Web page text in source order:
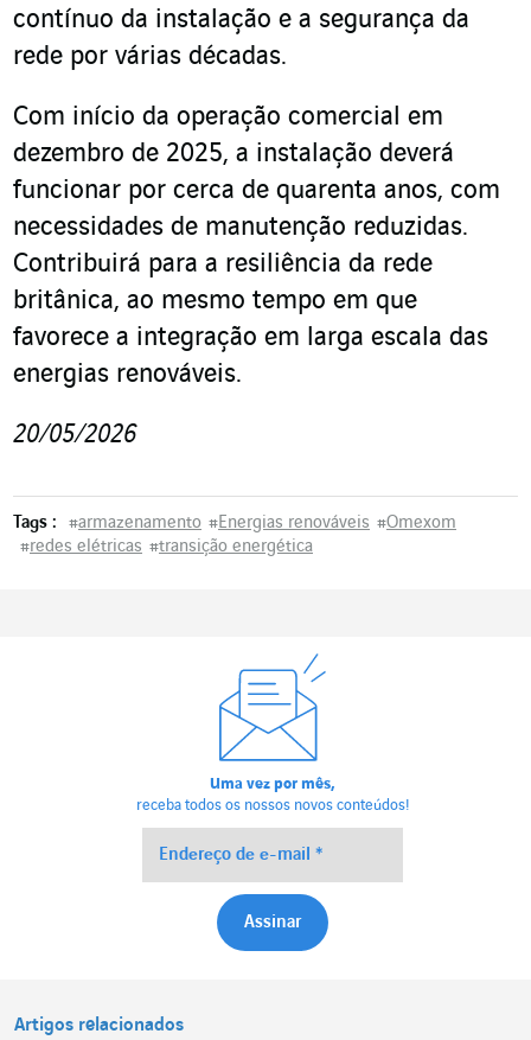
contínuo da instalação e a segurança da
rede por várias décadas.
Com início da operação comercial em
dezembro de 2025, a instalação deverá
funcionar por cerca de quarenta anos, com
necessidades de manutenção reduzidas.
Contribuirá para a resiliência da rede
britânica, ao mesmo tempo em que
favorece a integração em larga escala das
energias renováveis.
20/05/2026
Tags : #armazenamento #Energias renováveis #Omexom
#redes elétricas #transição energética
Uma vez por mês,
receba todos os nossos novos conteúdos!
Artigos relacionados